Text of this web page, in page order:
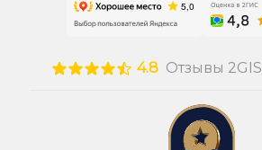
4.8 Отзывы 2GIS